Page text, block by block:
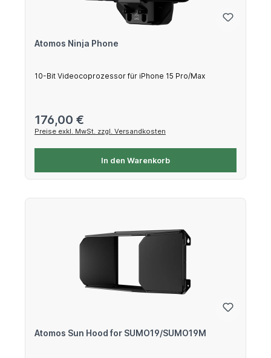
Atomos Ninja Phone
10-Bit Videocoprozessor für iPhone 15 Pro/Max
Regulärer Preis:
176,00 €
Preise exkl. MwSt. zzgl. Versandkosten
In den Warenkorb
Atomos Sun Hood for SUMO19/SUMO19M